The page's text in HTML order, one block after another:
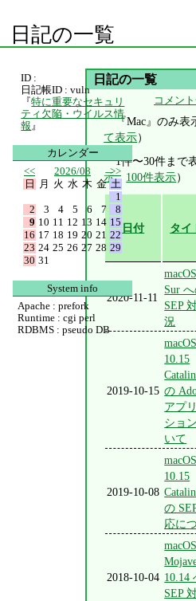
日記の一覧
日記の一覧
コメン
『Mac』のみ表
て表示）
1件〜30件まで
示、 100件表示）
日付 タイ
2020-11-11
Sur
SEP
況
2019-10-15
macOS
10.15
の
アプ
ショ
いて
2019-10-08
macOS
10.15
の
応に
2018-10-04
macOS
10.14
SEP
ID :
日記帳ID : vuln
『特に重要なセキュリ
ティ欠陥・ウイルス情
報 』
カレンダー
<<
2026/08
>>
日
月 火 水 木 金 土
1
2
3 4 5 6 7
8
9 10 11 12 13 14 15
16 17 18 19 20 21 22
23 24 25 26 27 28 29
30 31
System info
Apache : prefork
Runtime : cgi perl
RDBMS : pseudo DB